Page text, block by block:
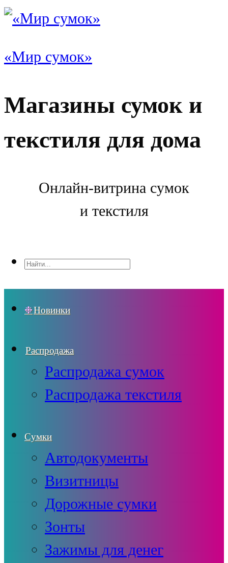
«Мир сумок»
Магазины сумок и
текстиля для дома
Онлайн-витрина сумок
и текстиля
Новинки
Распродажа
Распродажа сумок
Распродажа текстиля
Сумки
Автодокументы
Визитницы
Дорожные сумки
Зонты
Зажимы для денег